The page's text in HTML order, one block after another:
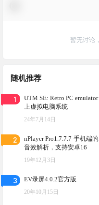
暂无讨论
随机推荐
1
UTM SE: Retro PC
上虚拟电脑系统
24年7月14日
2
nPlayer Pro1.7.7.7-手机端
音效解析，支持安卓16
19年12月3日
3 EV录屏4.0.2官方版
20年10月15日